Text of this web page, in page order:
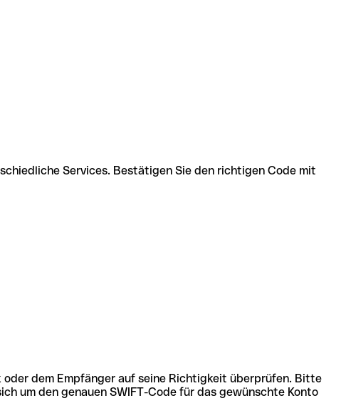
Services. Bestätigen Sie den richtigen Code mit
oder dem Empfänger auf seine Richtigkeit überprüfen. Bitte
um den genauen SWIFT-Code für das gewünschte Konto